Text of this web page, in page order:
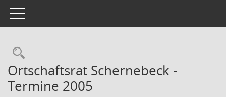
Toggle navigation
Rechercheauswahl
Ortschaftsrat Schernebeck -
Termine 2005